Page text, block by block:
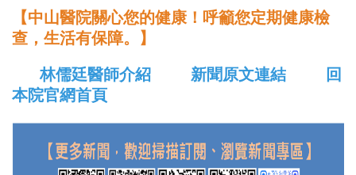
【中山醫院關心您的健康！呼籲您定期健康檢
查，生活有保障。】
林儒廷醫師介紹
新聞原文連結
回
本院官網首頁